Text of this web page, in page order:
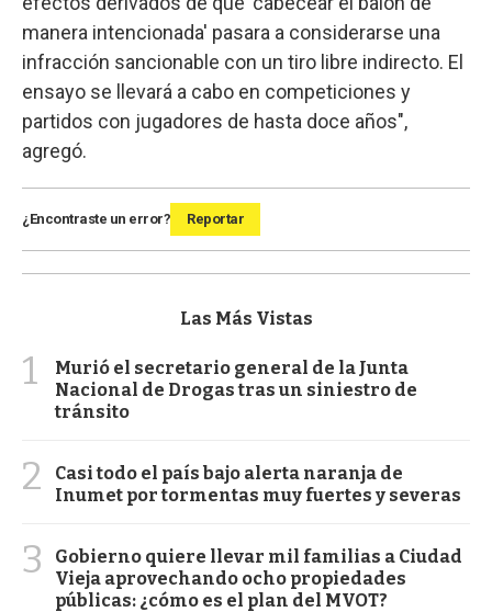
manera intencionada' pasara a considerarse una
infracción sancionable con un tiro libre indirecto. El
ensayo se llevará a cabo en competiciones y
partidos con jugadores de hasta doce años",
agregó.
¿Encontraste un error? Reportar
Las Más Vistas
1
Murió el secretario general de la Junta
Nacional de Drogas tras un siniestro de
tránsito
2
Casi todo el país bajo alerta naranja de
Inumet por tormentas muy fuertes y severas
3
Gobierno quiere llevar mil familias a Ciudad
Vieja aprovechando ocho propiedades
públicas: ¿cómo es el plan del MVOT?